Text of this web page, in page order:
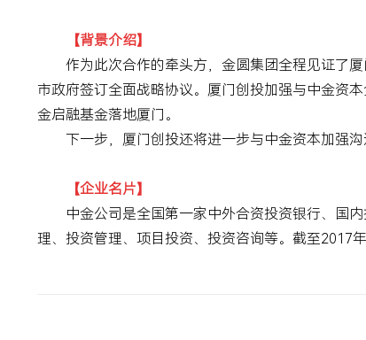
【背景介绍】
作为此次合作的牵头方，金圆集团全程见证了
市政府签订全面战略协议。厦门创投加强与中金资
金启融基金落地厦门。
下一步，厦门创投还将进一步与中金资本加强
【企业名片】
中金公司是全国第一家中外合资投资银行、国
理、投资管理、项目投资、投资咨询等。截至2017年